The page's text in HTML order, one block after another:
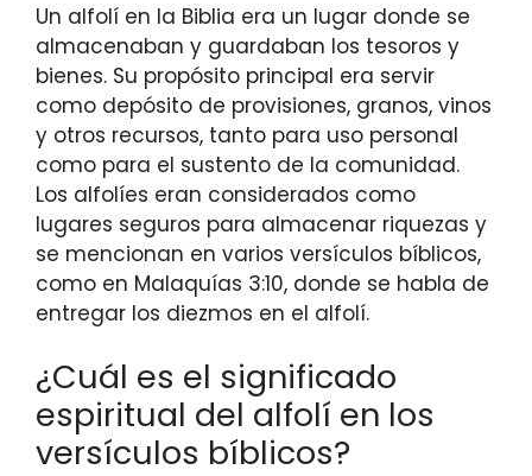
Un alfolí en la Biblia era un lugar donde se
almacenaban y guardaban los tesoros y
bienes. Su propósito principal era servir
como depósito de provisiones, granos, vinos
y otros recursos, tanto para uso personal
como para el sustento de la comunidad.
Los alfolíes eran considerados como
lugares seguros para almacenar riquezas y
se mencionan en varios versículos bíblicos,
como en Malaquías 3:10, donde se habla de
entregar los diezmos en el alfolí.
¿Cuál es el significado
espiritual del alfolí en los
versículos bíblicos?